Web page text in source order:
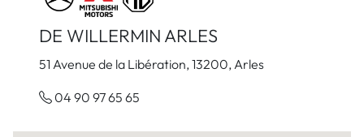
DE WILLERMIN ARLES
51 Avenue de la Libération, 13200, Arles
04 90 97 65 65